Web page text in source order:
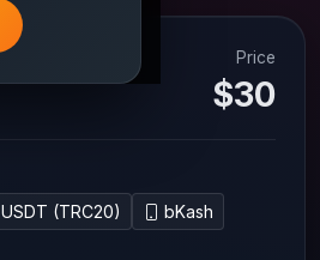
Price
$30
USDT (TRC20)
bKash